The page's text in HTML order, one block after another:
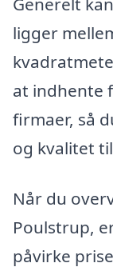
ligger
at indhente
firmaer, så
og kvalitet
Når du
Poulstrup,
påvirke